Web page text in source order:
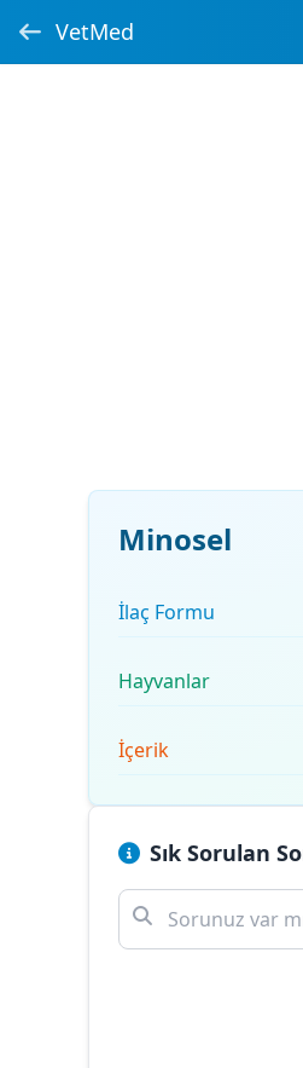
VetMed
Minosel
İlaç Formu
Hayvanlar
İçerik
Sık Sorulan